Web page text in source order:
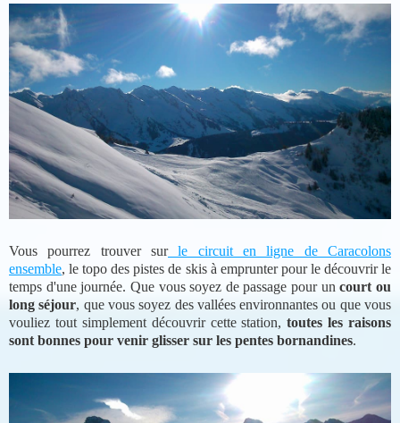
Vous pourrez trouver surle circuit en ligne de Caracolons
ensemble, le topo des pistes de skis à emprunter pour le découvrir le
temps d'une journée. Que vous soyez de passage pour uncourt ou
long séjour, que vous soyez des vallées environnantes ou que vous
vouliez tout simplement découvrir cette station,toutes les raisons
sont bonnes pour venir glisser sur les pentes bornandines.